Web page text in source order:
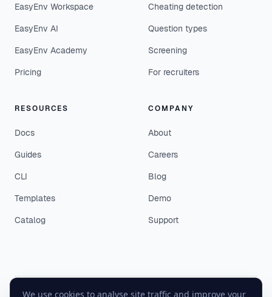
We use cookies to analyse site traffic and improve your
EasyEnv Workspace
EasyEnv AI
EasyEnv Academy
Pricing
Cheating detection
Question types
Screening
For recruiters
RESOURCES
Docs
Guides
CLI
Templates
Catalog
COMPANY
About
Careers
Blog
Demo
Support